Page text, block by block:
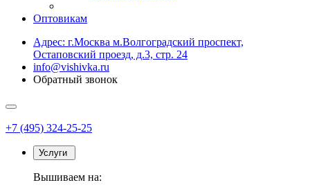
Оптовикам
Адрес: г.Москва м.Волгоградский проспект,
Остаповский проезд, д.3, стр. 24
info@vishivka.ru
Обратный звонок
+7 (495) 324-25-25
Услуги
Вышиваем на: